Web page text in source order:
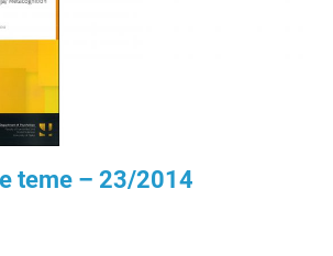
teme – 23/2014